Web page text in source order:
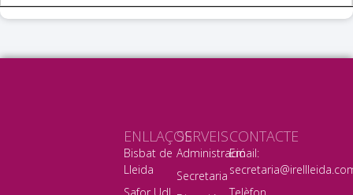
SERVEIS
Administració
Secretaria
ENLLAÇOS
Bisbat de
Lleida
CONTACTE
Email: